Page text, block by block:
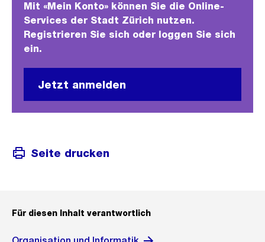
Mit «Mein Konto» können Sie die Online-
Services der Stadt Zürich nutzen.
Registrieren Sie sich oder loggen Sie sich
ein.
Jetzt anmelden
Seite drucken
Für diesen Inhalt verantwortlich